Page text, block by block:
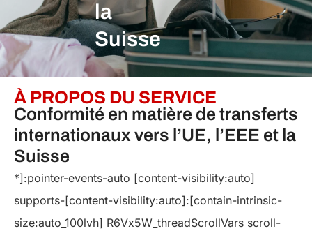
la
Suisse
À PROPOS DU SERVICE
Conformité en matière de transferts
internationaux vers l’UE, l’EEE et la
Suisse
*]:pointer-events-auto [content-visibility:auto]
supports-[content-visibility:auto]:[contain-intrinsic-
size:auto_100lvh] R6Vx5W_threadScrollVars scroll-